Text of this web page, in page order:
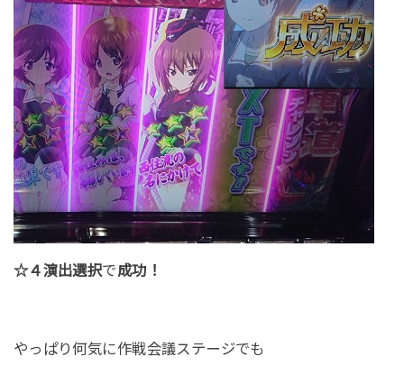
☆４演出選択で成功！
やっぱり何気に作戦会議ステージでも